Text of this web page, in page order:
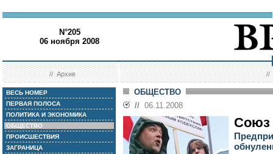
N°205
06 ноября 2008
//Архив //
ВЕСЬ НОМЕР
ПЕРВАЯ ПОЛОСА
ПОЛИТИКА И ЭКОНОМИКА
ОБЩЕСТВО
ПРОИСШЕСТВИЯ
ЗАГРАНИЦА
ОБЩЕСТВО
// 06.11.2008
Союз